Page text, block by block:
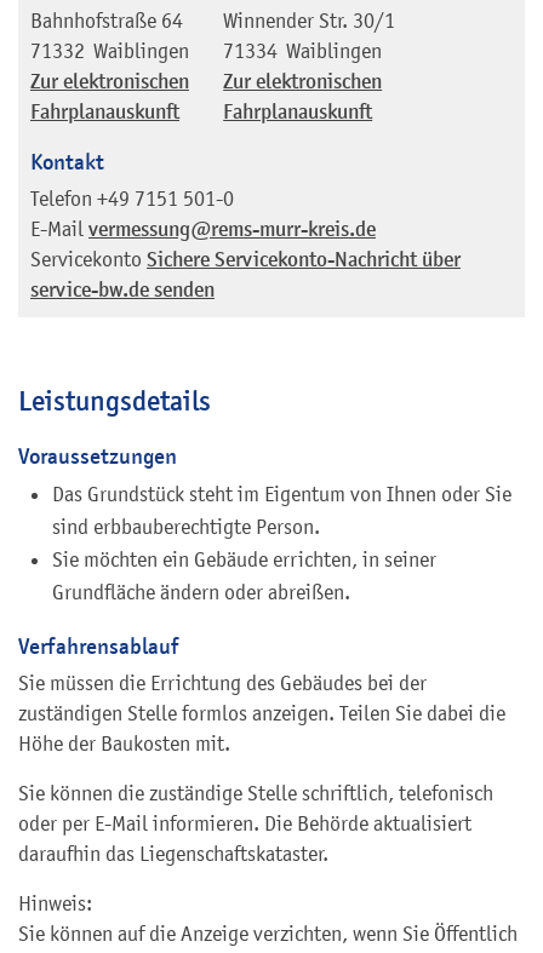
Bahnhofstraße 64
71332 Waiblingen
Zur elektronischen
Fahrplanauskunft
Winnender Str. 30/1
71334 Waiblingen
Zur elektronischen
Fahrplanauskunft
Kontakt
Telefon +49 7151 501-0
E-Mail vermessung@rems-murr-kreis.de
Servicekonto Sichere Servicekonto-Nachricht über
service-bw.de senden
Leistungsdetails
Voraussetzungen
Das Grundstück steht im Eigentum von Ihnen oder Sie
sind erbbauberechtigte Person.
Sie möchten ein Gebäude errichten, in seiner
Grundfläche ändern oder abreißen.
Verfahrensablauf
Sie müssen die Errichtung des Gebäudes bei der
zuständigen Stelle formlos anzeigen. Teilen Sie dabei die
Höhe der Baukosten mit.
Sie können die zuständige Stelle schriftlich, telefonisch
oder per E-Mail informieren. Die Behörde aktualisiert
daraufhin das Liegenschaftskataster.
Hinweis:
Sie können auf die Anzeige verzichten, wenn Sie Öffentlich